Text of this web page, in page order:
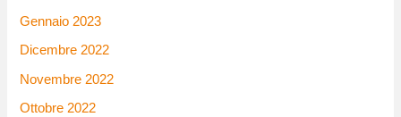
Gennaio 2023
Dicembre 2022
Novembre 2022
Ottobre 2022